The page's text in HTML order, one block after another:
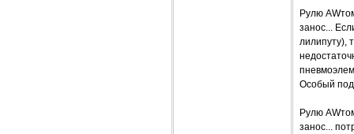
Рулю
занос...
лилипуту),
Особый
Рулю
занос...